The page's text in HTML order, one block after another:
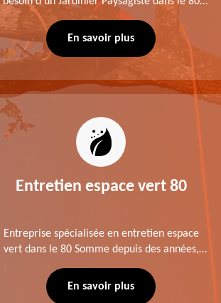
Somme. Chaque intervention est exécutée
selon les normes en vigueur. Découvrez un
extérieur exceptionnel grâce à notre équipe.
En savoir plus
Entretien espace vert 80
Entreprise spécialisée en entretien espace
vert dans le 80 Somme depuis des années,
d'élagage, d'abattage d'arbres, de
dessouchage et autre. Devis offert.
En savoir plus